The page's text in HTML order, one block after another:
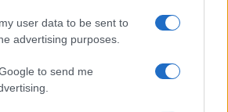
user data to be sent to
advertising purposes.
to send me